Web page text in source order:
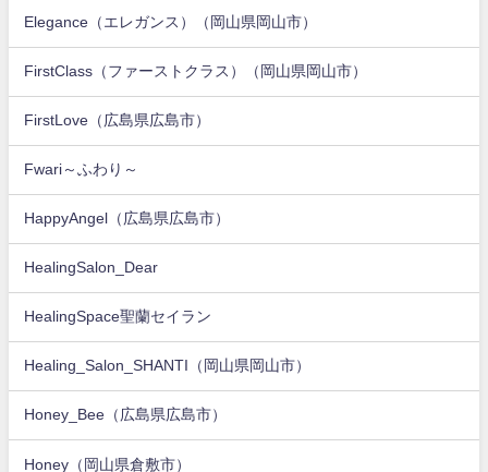
Elegance（エレガンス）（岡山県岡山市）
FirstClass（ファーストクラス）（岡山県岡山市）
FirstLove（広島県広島市）
Fwari～ふわり～
HappyAngel（広島県広島市）
HealingSalon_Dear
HealingSpace聖蘭セイラン
Healing_Salon_SHANTI（岡山県岡山市）
Honey_Bee（広島県広島市）
Honey（岡山県倉敷市）